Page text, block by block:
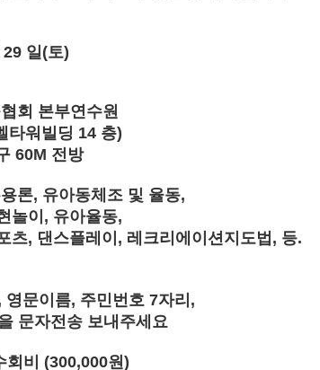
일(토)
회 본부연수원
타워빌딩 14 층)
60M 전방
론, 유아동체조 및 율동,
놀이 , 유아율동,
츠, 댄스플레이 , 레크리에이션지도법 , 등.
영문이름, 주민번호 7자리 ,
문자전송 보내주세요
회비 (300,000원)